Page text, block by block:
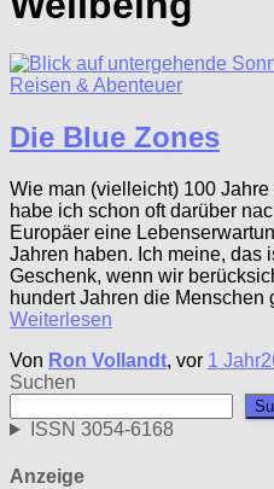
Reisen & Abenteuer
Die Blue Zones
Wie man (vielleicht) 100
habe ich schon oft darüber
Europäer eine
Jahren haben. Ich meine, das
Geschenk, wenn wir
hundert Jahren die
Weiterlesen
Von Ron Vollandt, vor 1 Jahr
Suchen
ISSN 3054-6168
Anzeige